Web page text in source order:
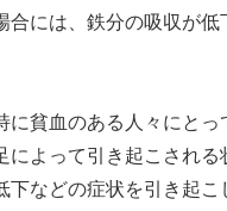
合には、鉄分の吸収が低
に貧血のある人々にとっ
によって引き起こされる
下などの症状を引き起こ